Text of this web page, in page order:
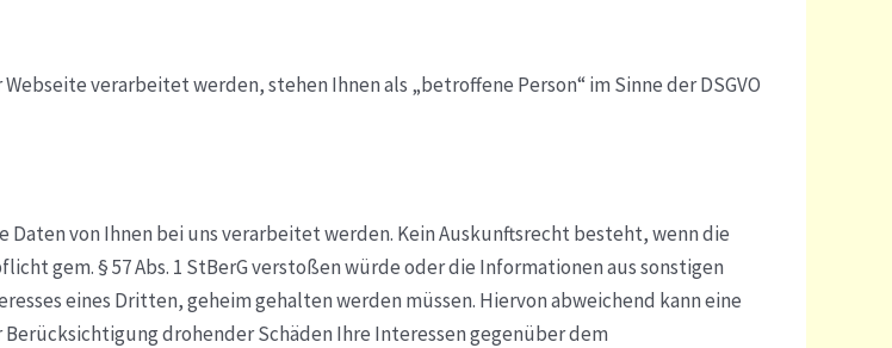
verarbeitet werden, stehen Ihnen als „betroffene Person“ im Sinne der DSGVO
von Ihnen bei uns verarbeitet werden. Kein Auskunftsrecht besteht, wenn die
gem. § 57 Abs. 1 StBerG verstoßen würde oder die Informationen aus sonstigen
eines Dritten, geheim gehalten werden müssen. Hiervon abweichend kann eine
drohender Schäden Ihre Interessen gegenüber dem